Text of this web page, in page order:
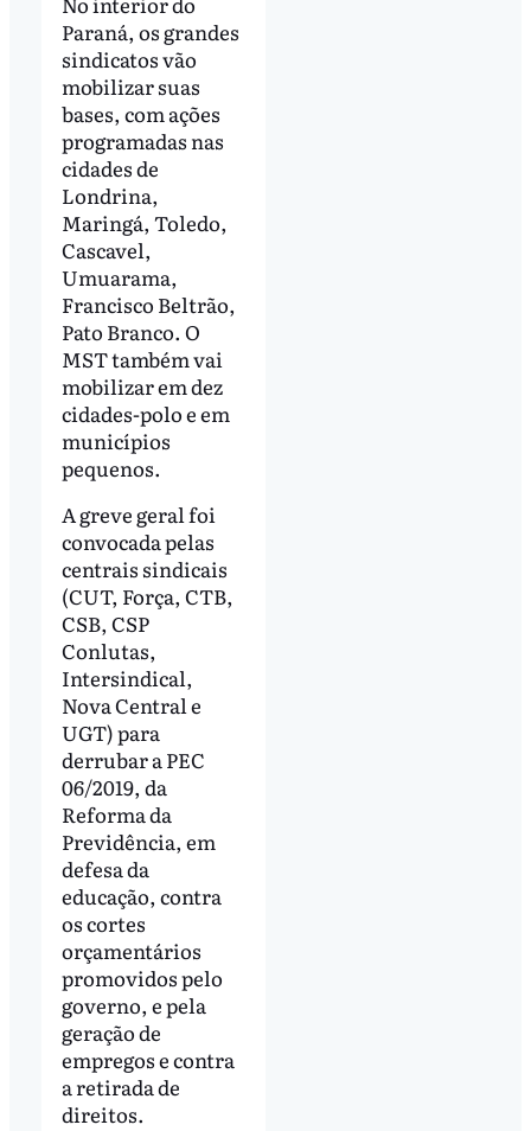
Paraná, os grandes
sindicatos vão
mobilizar suas
bases, com ações
programadas nas
cidades de
Londrina,
Maringá, Toledo,
Cascavel,
Umuarama,
Francisco Beltrão,
Pato Branco. O
MST também vai
mobilizar em dez
cidades-polo e em
municípios
pequenos.
A greve geral foi
convocada pelas
centrais sindicais
(CUT, Força, CTB,
CSB, CSP
Conlutas,
Intersindical,
Nova Central e
UGT) para
derrubar a PEC
06/2019, da
Reforma da
Previdência, em
defesa da
educação, contra
os cortes
orçamentários
promovidos pelo
governo, e pela
geração de
empregos e contra
a retirada de
direitos.